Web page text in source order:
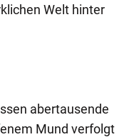
Welt hinter
abertausende
Mund verfolgt